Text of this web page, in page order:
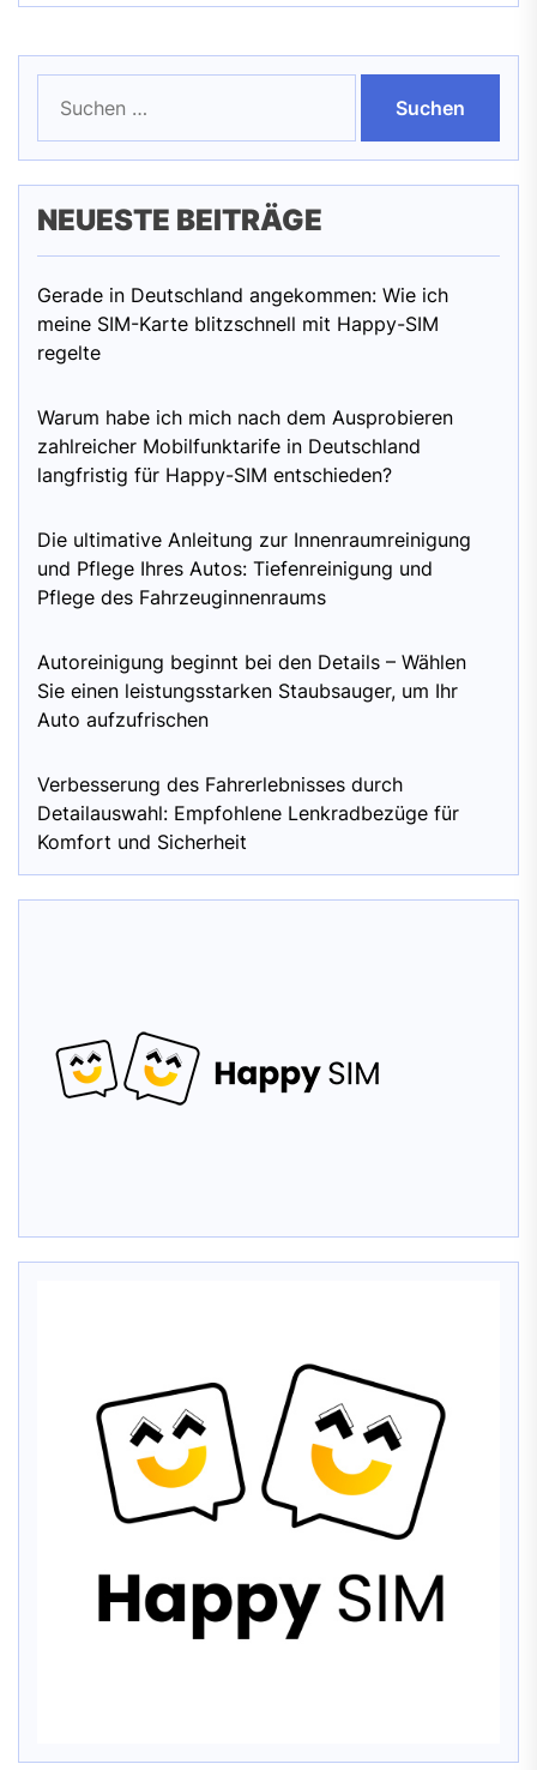
nach:
NEUESTE BEITRÄGE
Gerade in Deutschland angekommen: Wie ich
meine SIM-Karte blitzschnell mit Happy-SIM
regelte
Warum habe ich mich nach dem Ausprobieren
zahlreicher Mobilfunktarife in Deutschland
langfristig für Happy-SIM entschieden?
Die ultimative Anleitung zur Innenraumreinigung
und Pflege Ihres Autos: Tiefenreinigung und
Pflege des Fahrzeuginnenraums
Autoreinigung beginnt bei den Details – Wählen
Sie einen leistungsstarken Staubsauger, um Ihr
Auto aufzufrischen
Verbesserung des Fahrerlebnisses durch
Detailauswahl: Empfohlene Lenkradbezüge für
Komfort und Sicherheit